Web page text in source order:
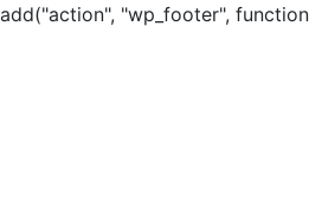
add("action", "wp_footer",